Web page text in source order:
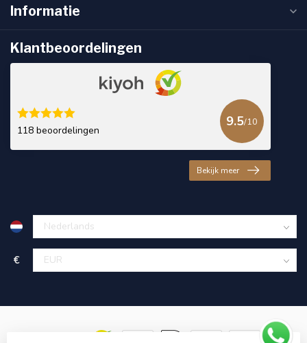
Informatie
Klantbeoordelingen
118 beoordelingen
9.5/10
Bekijk meer
€